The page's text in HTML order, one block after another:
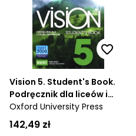
Vision 5. Student's Book.
Podręcznik dla liceów i
techników. Poziom B2/C1 -
986/5/2020; 985/5/2020
Oxford University Press
142,49 zł